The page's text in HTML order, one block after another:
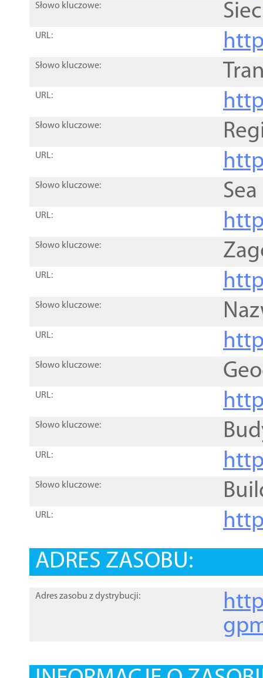
Słowo kluczowe:
URL:
Słowo kluczowe:
URL:
Słowo kluczowe:
URL:
Słowo kluczowe:
URL:
Słowo kluczowe:
URL:
Słowo kluczowe:
URL:
Słowo kluczowe:
URL:
Słowo kluczowe:
URL:
Słowo kluczowe:
URL:
ADRES ZASOBU:
Adres zasobu z dystrybucji: